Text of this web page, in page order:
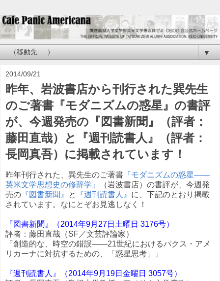
▼
2014/09/21
昨年、岩波書店から刊行された巽先生
のご著書『モダニズムの惑星』の書評
が、今週発売の『図書新聞』（評者：
藤田直哉）と『週刊読書人』（評者：
長岡真吾）に掲載されています！
昨年刊行された、巽先生のご著書 『モダニズムの惑星――
英米文学思想史の修辞学』
（岩波書店）の書評が、今週発
売の 『図書新聞』 と 『週刊読書人』 に、下記のとおり掲載
されています。なにとぞお見逃しなく！
『図書新聞』（2014年9月27日土曜日 3176号）
評者：藤田直哉（SF／文芸評論家）
「創造的な、時空の錯誤――21世紀におけるパクス・アメ
リカーナに対抗するための、「惑星思考」」
『週刊読書人』（2014年9月19日金曜日 3057号）